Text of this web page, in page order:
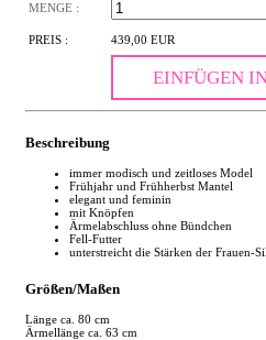
MENGE :
PREIS : 439,00 EUR
EINFÜGEN
Beschreibung
immer modisch und zeitloses Model
Frühjahr und Frühherbst Mantel
elegant und feminin
mit Knöpfen
Ärmelabschluss ohne Bündchen
Fell-Futter
unterstreicht die Stärken der Frauen-
Größen/Maßen
Länge ca. 80 cm
Ärmellänge ca. 63 cm